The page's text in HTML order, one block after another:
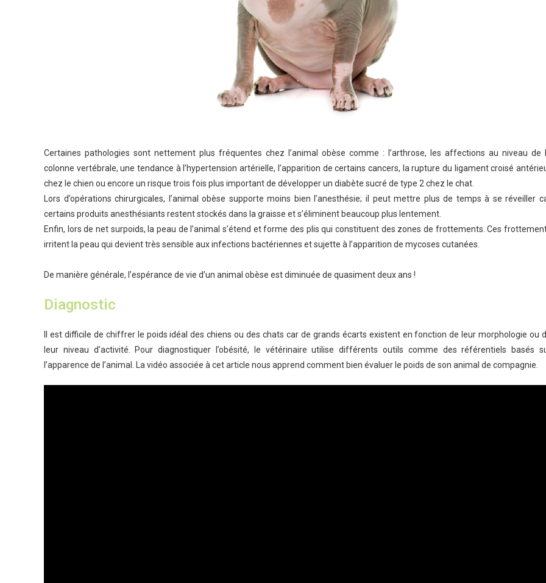
Certaines pathologies sont nettement plus fréquentes chez l’animal obèse comme : l’arthrose, les affections au niveau de
colonne vertébrale, une tendance à l’hypertension artérielle, l’apparition de certains cancers, la rupture du ligament croisé
chez le chien ou encore un risque trois fois plus important de développer un diabète sucré de type 2 chez le chat.
Lors d’opérations chirurgicales, l’animal obèse supporte moins bien l’anesthésie; il peut mettre plus de temps à se réveiller
certains produits anesthésiants restent stockés dans la graisse et s’éliminent beaucoup plus lentement.
Enfin, lors de net surpoids, la peau de l’animal s’étend et forme des plis qui constituent des zones de frottements. Ces
irritent la peau qui devient très sensible aux infections bactériennes et sujette à l’apparition de mycoses cutanées.
De manière générale, l’espérance de vie d’un animal obèse est diminuée de quasiment deux ans !
Diagnostic
Il est difficile de chiffrer le poids idéal des chiens ou des chats car de grands écarts existent en fonction de leur morphologie ou
leur niveau d’activité. Pour diagnostiquer l’obésité, le vétérinaire utilise différents outils comme des référentiels basés
l’apparence de l’animal. La vidéo associée à cet article nous apprend comment bien évaluer le poids de son animal de compagnie.